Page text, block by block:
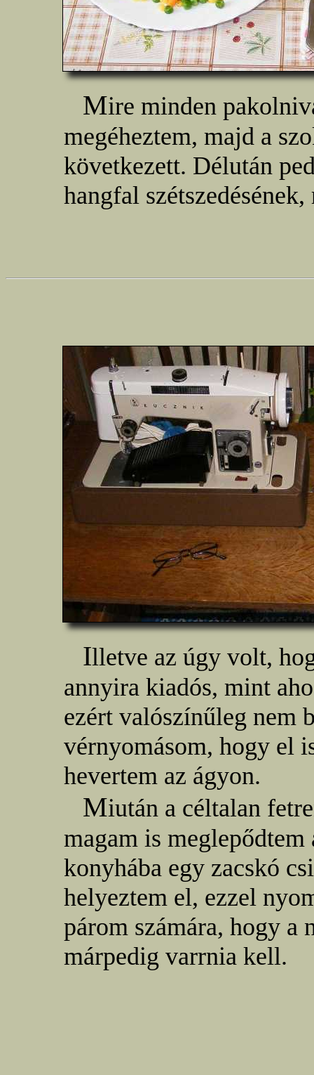
Mire minden
megéheztem, majd a
következett. Délután
hangfal
Illetve az úgy volt,
annyira kiadós, mint
ezért valószínűleg nem
vérnyomásom, hogy el
hevertem az ágyon.
Miután a céltalan
magam is
konyhába egy zacskó
helyeztem el, ezzel
párom számára, hogy a
márpedig varrnia kell.